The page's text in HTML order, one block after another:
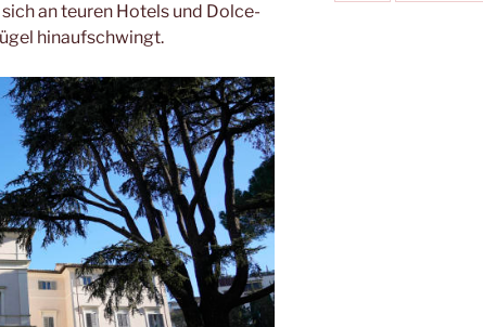
an teuren Hotels und Dolce-
hinaufschwingt.